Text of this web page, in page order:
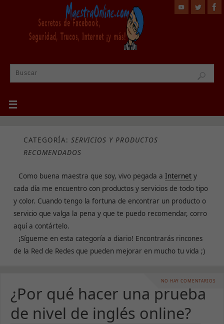
CATEGORÍA: SERVICIOS Y PRODUCTOS
RECOMENDADOS
Como buena maestra que soy, vivo pegada a Internet y
cada día me encuentro con productos y servicios de todo tipo
y color. Cuando tengo la fortuna de encontrar un producto o
servicio que valga la pena y que te puedo recomendar, corro
aquí a contártelo.
¡Sígueme en esta categoría a diario! Encontrarás rincones
de la Red de Redes que pueden mejorar en mucho tu vida ;)
NO HAY COMENTARIOS
¿Por qué hacer una prueba
de nivel de inglés online?